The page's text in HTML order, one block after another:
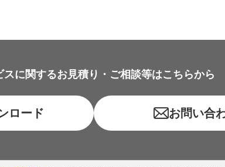
スに関するお見積り・ご相談等はこちらから
ロード お問い合